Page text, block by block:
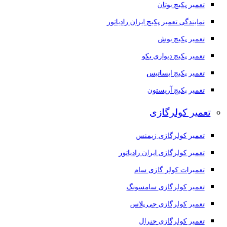
تعمیر پکیج بوتان
نمایندگی تعمیر پکیج ایران رادیاتور
تعمیر پکیج بوش
تعمیر پکیج دیواری بکو
تعمیر پکیج ایساتیس
تعمیر پکیج آریستون
تعمیر کولرگازی
تعمیر کولرگازی زیمنس
تعمیر کولرگازی ایران رادیاتور
تعمیرات کولر گازی سام
تعمیر کولرگازی سامسونگ
تعمیر کولرگازی جی پلاس
تعمیر کولرگازی جنرال